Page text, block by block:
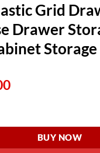
Grid
Drawer
Current
৳ 390.00.
Organizer Multi-
BUY NOW